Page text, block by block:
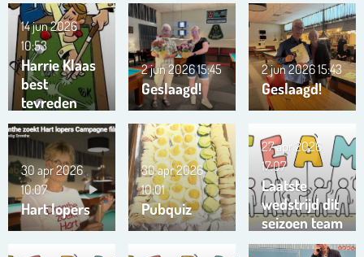
Harrie Klaas
best
tevreden
14 jun 2026
10:53
Geslaagd!
2 jun 202615:45
Geslaagd!
2 jun 202615:43
Hart lopers
30 apr 2026
10:07
Pubquiz
30 apr 2026
10:01
Laatste
wedstrijd dit
seizoen team
Trianta 01
27 apr 2026
17:07